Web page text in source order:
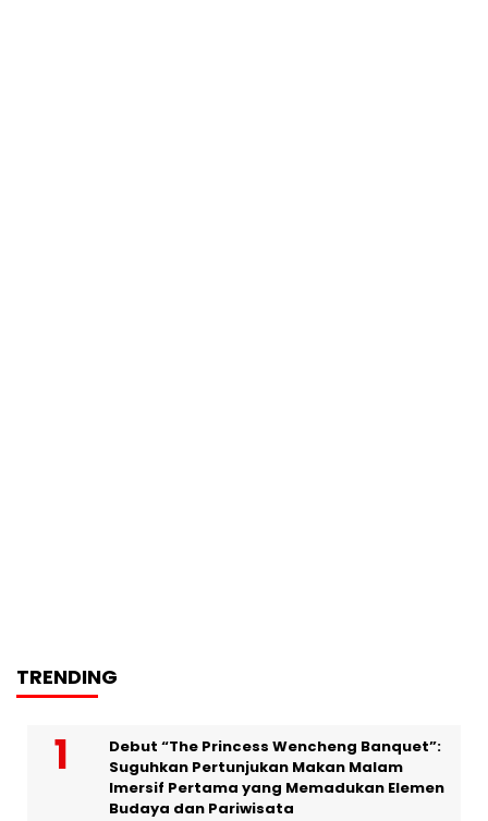
TRENDING
Debut “The Princess Wencheng Banquet”:
Suguhkan Pertunjukan Makan Malam
Imersif Pertama yang Memadukan Elemen
Budaya dan Pariwisata